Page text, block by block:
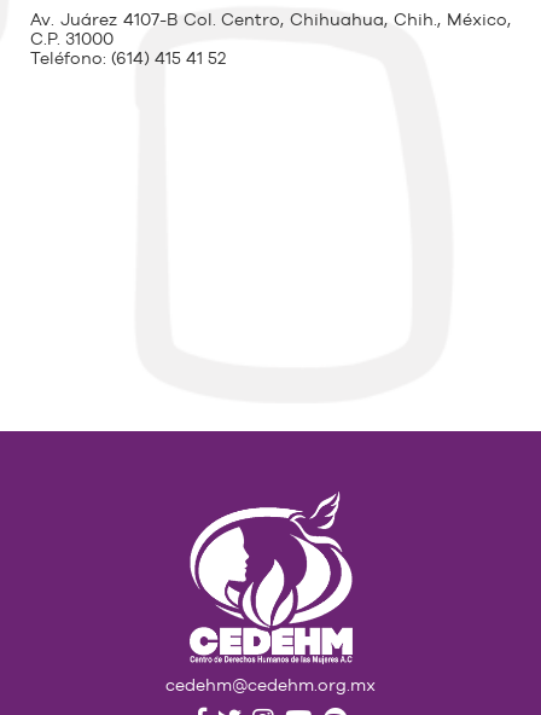
Av. Juárez 4107-B Col. Centro, Chihuahua, Chih., México,
C.P. 31000
Teléfono: (614) 415 41 52
cedehm@cedehm.org.mx